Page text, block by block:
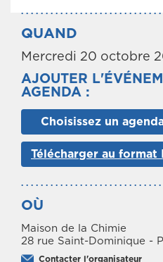
QUAND
Mercredi 20 octobre
AJOUTER
AGENDA :
Choisissez un
Télécharger au format
OÙ
Maison de la Chimie
28 rue Saint-Dominique -
Contacter l'organisateur